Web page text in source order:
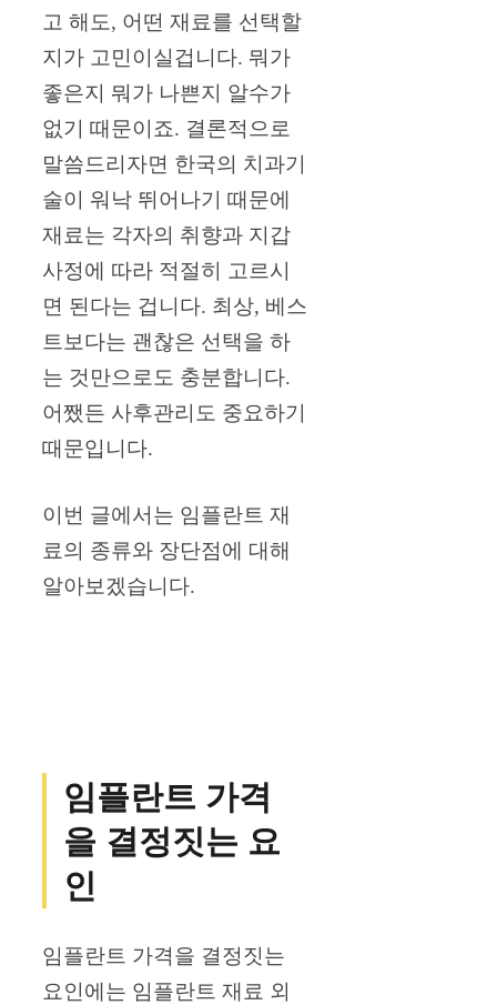
고 해도, 어떤 재료를 선택할
지가 고민이실겁니다. 뭐가
좋은지 뭐가 나쁜지 알수가
없기 때문이죠. 결론적으로
말씀드리자면 한국의 치과기
술이 워낙 뛰어나기 때문에
재료는 각자의 취향과 지갑
사정에 따라 적절히 고르시
면 된다는 겁니다. 최상, 베스
트보다는 괜찮은 선택을 하
는 것만으로도 충분합니다.
어쨌든 사후관리도 중요하기
때문입니다.
이번 글에서는 임플란트 재
료의 종류와 장단점에 대해
알아보겠습니다.
임플란트 가격
을 결정짓는 요
인
임플란트 가격을 결정짓는
요인에는 임플란트 재료 외